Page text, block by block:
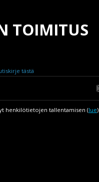
TOIMITUS
tästä
henkilötietojen tallentamisen (lue)